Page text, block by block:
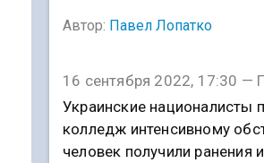
Автор: Павел Лопатко
16 сентября 2022, 17:30 —
Украинские националисты
колледж интенсивному
человек получили ранения